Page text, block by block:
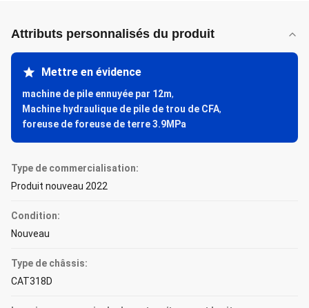
Attributs personnalisés du produit
Mettre en évidence
machine de pile ennuyée par 12m,
Machine hydraulique de pile de trou de CFA,
foreuse de foreuse de terre 3.9MPa
Type de commercialisation:
Produit nouveau 2022
Condition:
Nouveau
Type de châssis:
CAT318D